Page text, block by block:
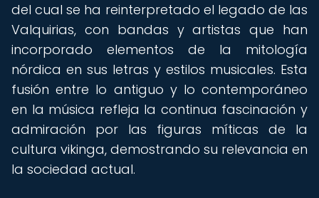
del cual se ha reinterpretado el legado de las
Valquirias, con bandas y artistas que han
incorporado elementos de la mitología
nórdica en sus letras y estilos musicales. Esta
fusión entre lo antiguo y lo contemporáneo
en la música refleja la continua fascinación y
admiración por las figuras míticas de la
cultura vikinga, demostrando su relevancia en
la sociedad actual.